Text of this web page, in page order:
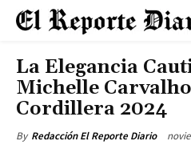
La Elegancia
Michelle
Cordillera 2024
By Redacción El Reporte Diario